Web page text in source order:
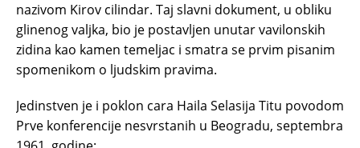
nazivom Kirov cilindar. Taj slavni dokument, u obliku
glinenog valjka, bio je postavljen unutar vavilonskih
zidina kao kamen temeljac i smatra se prvim pisanim
spomenikom o ljudskim pravima.
Jedinstven je i poklon cara Haila Selasija Titu povodom
Prve konferencije nesvrstanih u Beogradu, septembra